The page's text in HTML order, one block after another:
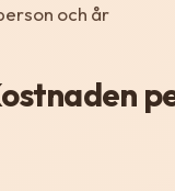
och år